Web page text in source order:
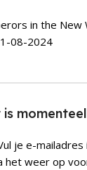
in the New
08-2024
je e-
het weer op